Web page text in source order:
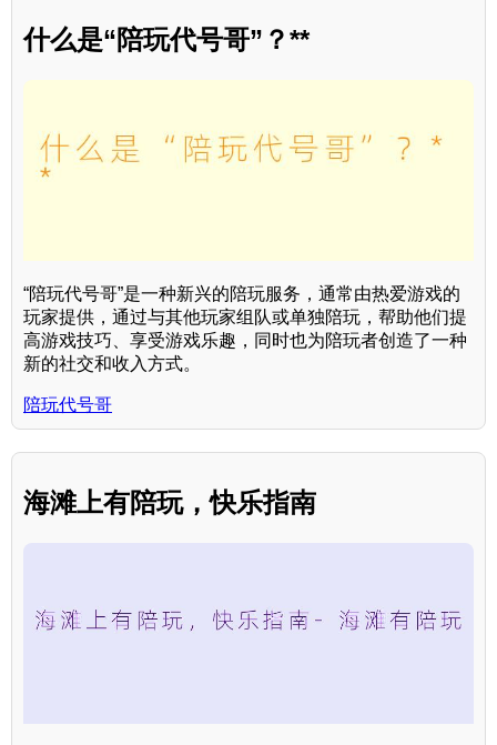
什么是“陪玩代号哥”？**
“陪玩代号哥”是一种新兴的陪玩服务，通常由热爱游戏的
玩家提供，通过与其他玩家组队或单独陪玩，帮助他们提
高游戏技巧、享受游戏乐趣，同时也为陪玩者创造了一种
新的社交和收入方式。
陪玩代号哥
海滩上有陪玩，快乐指南